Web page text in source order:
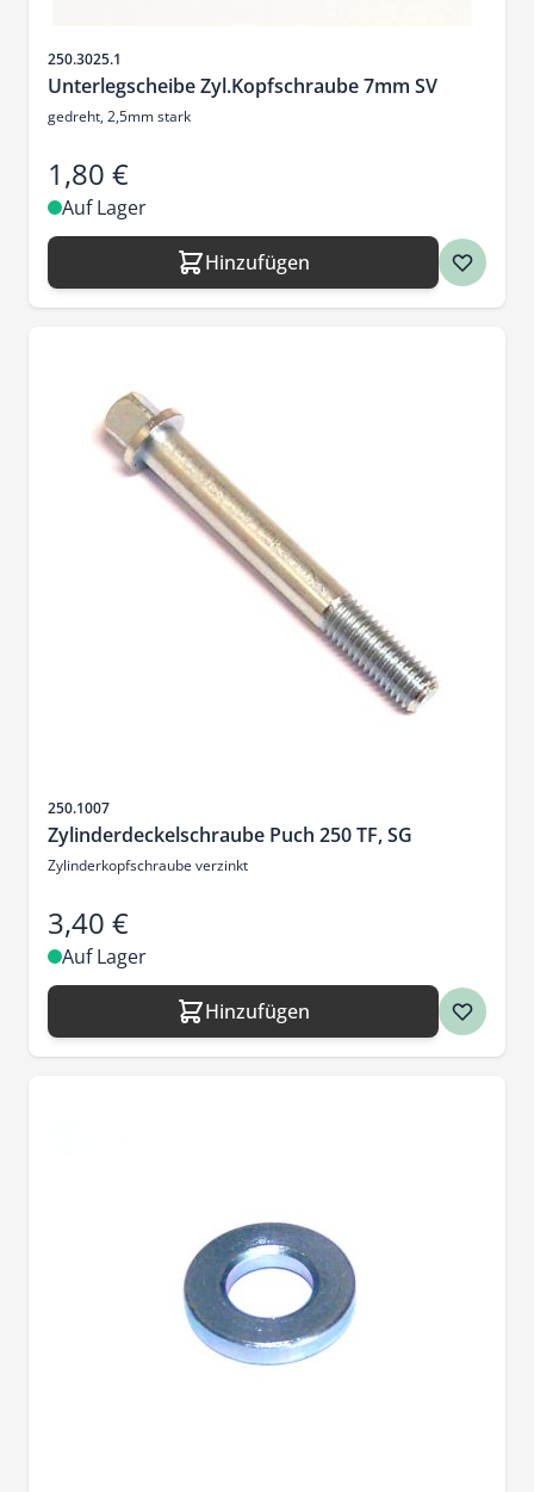
Artikelnr.
250.3025.1
Unterlegscheibe Zyl.Kopfschraube 7mm SV
gedreht, 2,5mm stark
1,80 €
Auf Lager
Hinzufügen
Artikelnr.
250.1007
Zylinderdeckelschraube Puch 250 TF, SG
Zylinderkopfschraube verzinkt
3,40 €
Auf Lager
Hinzufügen